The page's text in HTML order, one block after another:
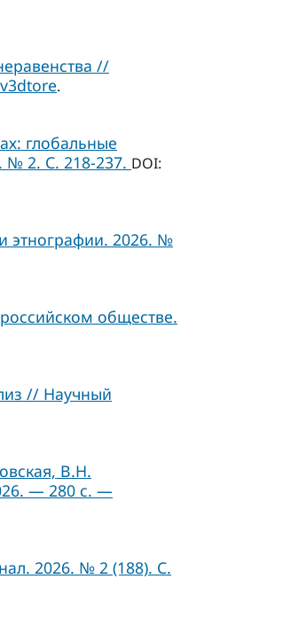
//
.
глобальные
№ 2. С. 218-237. DOI:
этнографии. 2026. №
обществе.
// Научный
В.Н.
— 280 с. —
2026. № 2 (188). С.